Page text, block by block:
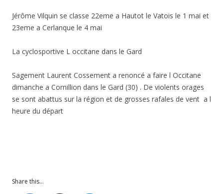
Jérôme Vilquin se classe 22eme a Hautot le Vatois le 1 mai et
23eme a Cerlanque le 4 mai
La cyclosportive L occitane dans le Gard
Sagement Laurent Cossement a renoncé a faire l Occitane
dimanche a Cornillion dans le Gard (30) . De violents orages
se sont abattus sur la région et de grosses rafales de vent a l
heure du départ
Share this...